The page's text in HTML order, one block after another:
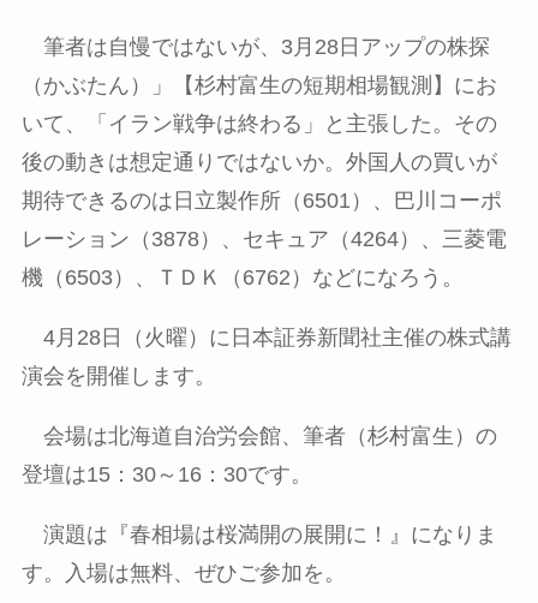
筆者は自慢ではないが、 3月 28日アップの株探
（かぶたん）」【杉村富生の短期相場観測】にお
いて、「イラン戦争は終わる」と主張した。その
後の動きは想定通りではないか。外国人の買いが
期待できるのは日立製作所（ 6501 ）、巴川コーポ
レーション（ 3878）、セキュア（4264）、三菱電
機（ 6503）、ＴＤＫ（ 6762 ）などになろう。
4月 28日（火曜）に日本証券新聞社主催の株式講
演会を開催します。
会場は北海道自治労会館、筆者（杉村富生）の
登壇は15： 30～ 16： 30です。
演題は『春相場は桜満開の展開に！』になりま
す。入場は無料、ぜひご参加を。